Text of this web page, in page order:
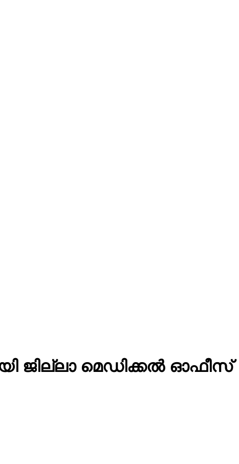
ജില്ലാ മെഡിക്കൽ ഓഫീസ്